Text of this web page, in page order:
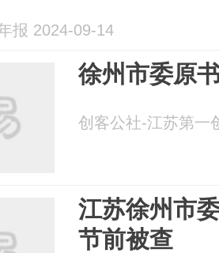
报 2024-09-14
徐州市委原
创客公社-江苏第一
江苏徐州市
节前被查